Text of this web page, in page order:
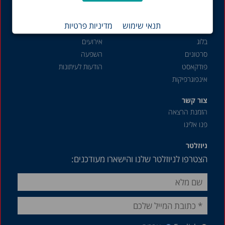
תנאי שימוש מדיניות פרטיות
בלוג
סרטונים
פודקאסט
אינפוגרפיקות
פעילות והשפעה
אירועים
השפעה
הודעות לעיתונות
צור קשר
הזמנת הרצאה
פנו אלינו
ניוזלטר
הצטרפו לניוזלטר שלנו והישארו מעודכנים: